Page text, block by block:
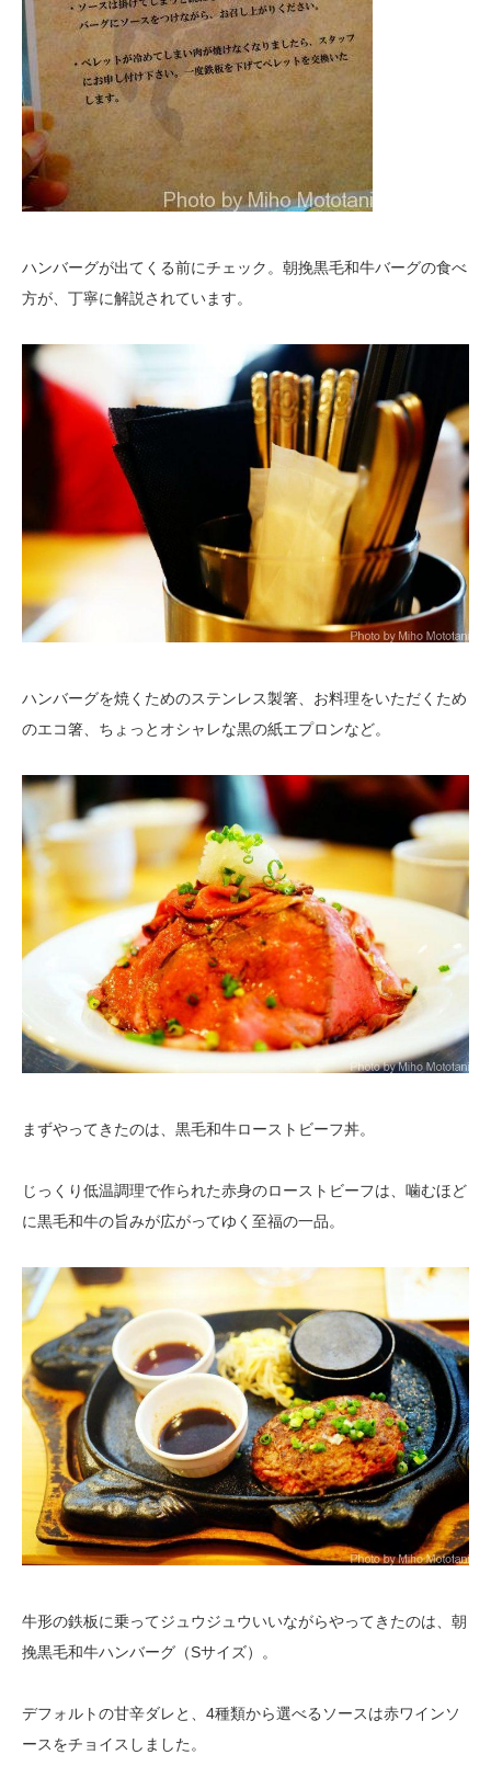
ハンバーグが出てくる前にチェック。朝挽黒毛和牛バーグの食べ
方が、丁寧に解説されています。
ハンバーグを焼くためのステンレス製箸、お料理をいただくため
のエコ箸、ちょっとオシャレな黒の紙エプロンなど。
まずやってきたのは、黒毛和牛ローストビーフ丼。
じっくり低温調理で作られた赤身のローストビーフは、噛むほど
に黒毛和牛の旨みが広がってゆく至福の一品。
牛形の鉄板に乗ってジュウジュウいいながらやってきたのは、朝
挽黒毛和牛ハンバーグ（Sサイズ）。
デフォルトの甘辛ダレと、4種類から選べるソースは赤ワインソ
ースをチョイスしました。